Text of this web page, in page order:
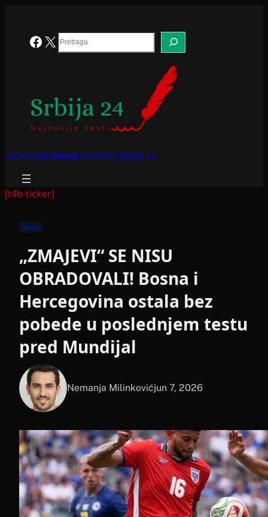
Facebook
X Search
NaslovnaO NamaKontaktPretplati se
[t4b-ticker]
Sport
„ZMAJEVI“ SE NISU
OBRADOVALI! Bosna i
Hercegovina ostala bez
pobede u poslednjem testu
pred Mundijal
Nemanja Milinkovićjun 7, 2026